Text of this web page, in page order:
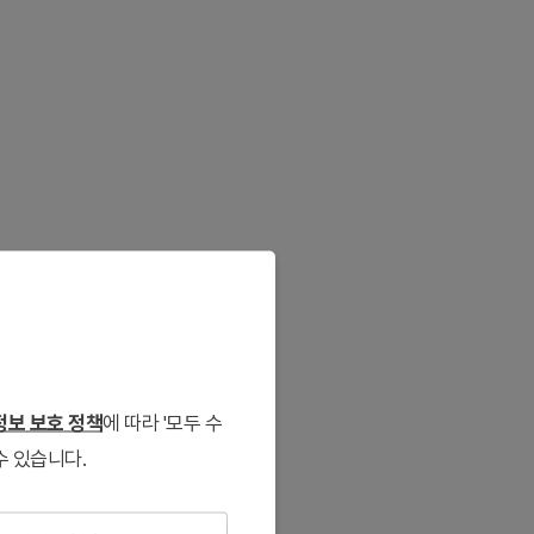
보 보호 정책에 따라 '모두 수
있습니다.